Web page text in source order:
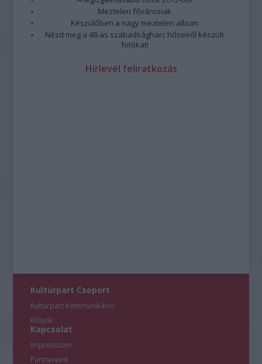
Meztelen fővárosiak
Készülőben a nagy meztelen album
Nézd meg a 48-as szabadságharc hőseiről készült
fotókat!
Hírlevél feliratkozás
Kultúrpart Csoport
Kultúrpart Kommunikáció
Rólunk
Kapcsolat
Impresszum
Partnereink